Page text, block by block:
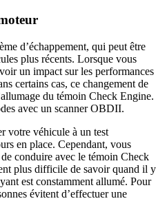
d’échappement, qui peut être
plus récents. Lorsque vous
un impact sur les performances
certains cas, ce changement de
du témoin Check Engine.
avec un scanner OBDII.
votre véhicule à un test
en place. Cependant, vous
conduire avec le témoin Check
plus difficile de savoir quand il y
est constamment allumé. Pour
évitent d’effectuer une